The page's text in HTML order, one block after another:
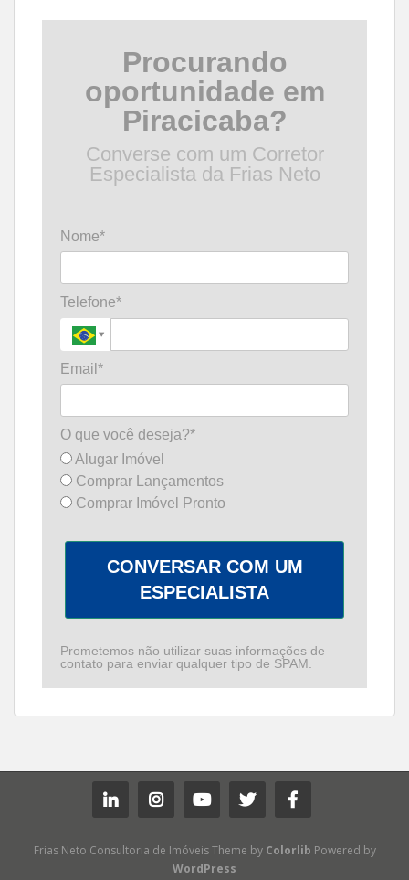
Procurando
oportunidade em
Piracicaba?
Converse com um Corretor
Especialista da Frias Neto
Nome*
Telefone*
Email*
O que você deseja?*
Alugar Imóvel
Comprar Lançamentos
Comprar Imóvel Pronto
CONVERSAR COM UM
ESPECIALISTA
Prometemos não utilizar suas informações de
contato para enviar qualquer tipo de SPAM.
Frias Neto Consultoria de Imóveis Theme by Colorlib Powered by
WordPress